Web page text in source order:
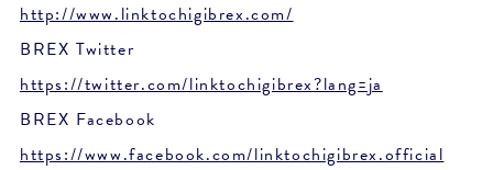
http://www.linktochigibrex.com/
BREX Twitter
https://twitter.com/linktochigibrex?lang=ja
BREX Facebook
https://www.facebook.com/linktochigibrex.official